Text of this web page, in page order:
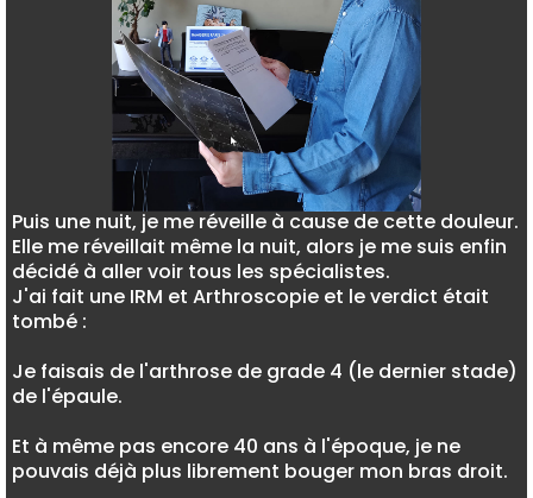
Puis une nuit, je me réveille à cause de cette douleur.
Elle me réveillait même la nuit, alors je me suis enfin
décidé à aller voir tous les spécialistes.
J'ai fait une IRM et Arthroscopie et le verdict était
tombé :
Je faisais de l'arthrose de grade 4 (le dernier stade)
de l'épaule.
Et à même pas encore 40 ans à l'époque, je ne
pouvais déjà plus librement bouger mon bras droit.